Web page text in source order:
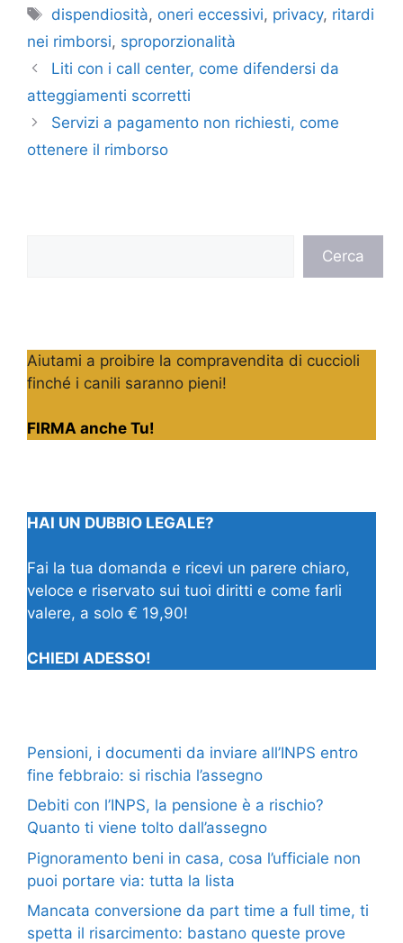
Tag
dispendiosità, oneri eccessivi, privacy, ritardi
nei rimborsi, sproporzionalità
Liti con i call center, come difendersi da
atteggiamenti scorretti
Servizi a pagamento non richiesti, come
ottenere il rimborso
Cerca
Aiutami a proibire la compravendita di cuccioli
finché i canili saranno pieni!
FIRMA anche Tu!
HAI UN DUBBIO LEGALE?
Fai la tua domanda e ricevi un parere chiaro,
veloce e riservato sui tuoi diritti e come farli
valere, a solo € 19,90!
CHIEDI ADESSO!
Pensioni, i documenti da inviare all’INPS entro
fine febbraio: si rischia l’assegno
Debiti con l’INPS, la pensione è a rischio?
Quanto ti viene tolto dall’assegno
Pignoramento beni in casa, cosa l’ufficiale non
puoi portare via: tutta la lista
Mancata conversione da part time a full time, ti
spetta il risarcimento: bastano queste prove